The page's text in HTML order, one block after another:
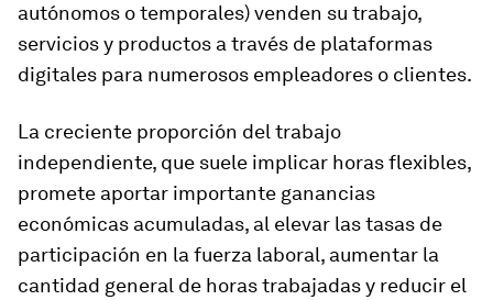
autónomos o temporales) venden su trabajo,
servicios y productos a través de plataformas
digitales para numerosos empleadores o clientes.
La creciente proporción del trabajo
independiente, que suele implicar horas flexibles,
promete aportar importante ganancias
económicas acumuladas, al elevar las tasas de
participación en la fuerza laboral, aumentar la
cantidad general de horas trabajadas y reducir el